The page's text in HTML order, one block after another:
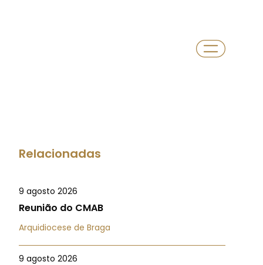
Relacionadas
9 agosto 2026
Reunião do CMAB
Arquidiocese de Braga
9 agosto 2026